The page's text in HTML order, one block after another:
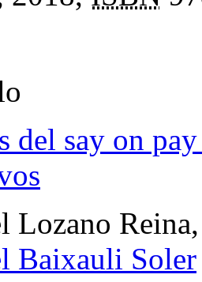
del say on
Lozano
Baixauli Soler